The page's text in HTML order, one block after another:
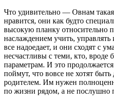
Что удивительно — Овнам
нравится, они как будто
высокую планку относительно
наслаждением учить,
все надоедает, и они сходят с
несчастливы с теми, кто, вроде
параметрам. И это
поймут, что вовсе не хотят
родителем. Им нужен
по жизни рядом, а не послушно